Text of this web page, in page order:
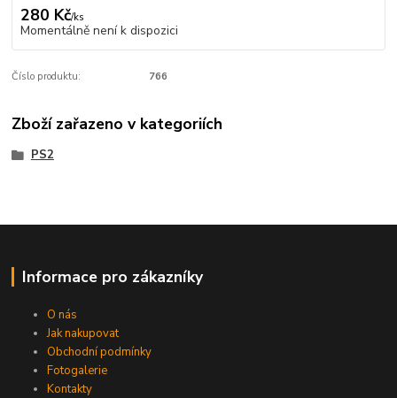
280 Kč/ks
Momentálně není k dispozici
Číslo produktu: 766
Zboží zařazeno v kategoriích
PS2
Informace pro zákazníky
O nás
Jak nakupovat
Obchodní podmínky
Fotogalerie
Kontakty